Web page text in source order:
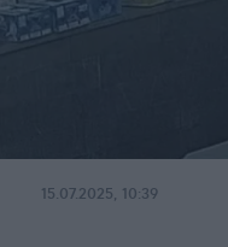
15.07.2025, 10:39